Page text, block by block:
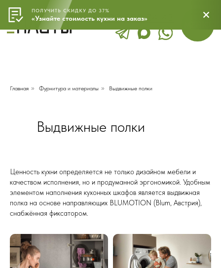
МЕНЮ
8 800 500 24 43
Главная » Фурнитура и материалы » Выдвижные полки
Выдвижные полки
Ценность кухни определяется не только дизайном мебели и
качеством исполнения, но и продуманной эргономикой. Удобным
элементом наполнения кухонных шкафов является выдвижная
полка на основе направляющих BLUMOTION (Blum, Австрия),
снабжённая фиксатором.
ПОЛУЧИТЬ СКИДКУ ДО 37%
«Узнайте стоимость кухни на заказ»